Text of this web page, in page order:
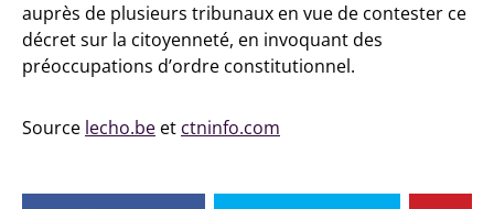
auprès de plusieurs tribunaux en vue de contester ce
décret sur la citoyenneté, en invoquant des
préoccupations d’ordre constitutionnel.
Source lecho.be et ctninfo.com